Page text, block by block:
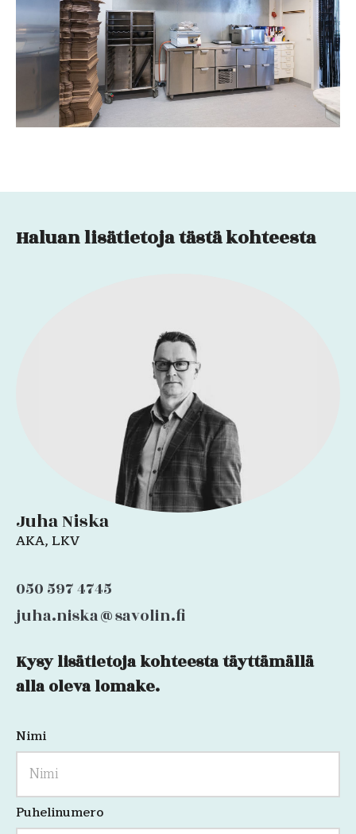
Haluan lisätietoja tästä kohteesta
Juha Niska
AKA, LKV
050 597 4745
juha.niska@savolin.fi
X/Twitter
Kenttä
on
validointitarkoituksiin
tulee
jättää
koskemattomaksi.
Kysy lisätietoja kohteesta täyttämällä
alla oleva lomake.
Nimi
Puhelinumero